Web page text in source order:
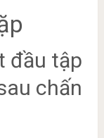
đầu tập
chấn